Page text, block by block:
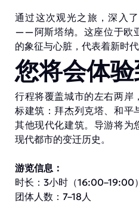
通过这次观光之旅，深入
——阿斯塔纳。这座位于欧
的象征与心脏，代表着新时代
您将会体
行程将覆盖城市的左右两岸
标建筑：拜杰列克塔、和平
其他现代化建筑。导游将为
现代都市的变迁历史。
游览信息：
时长：3小时（16:00–19:00）
团体人数：7–18人